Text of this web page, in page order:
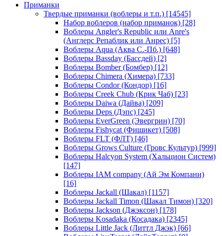
Приманки
Твердые приманки (воблеры и т.п.) [14545]
Набор воблеров (набор приманок) [28]
Воблеры Angler's Republic или Anre's
(Англерс Репаблик или Анрес) [5]
Воблеры Aqua (Аква С.-Пб.) [648]
Воблеры Bassday (Бассдей) [2]
Воблеры Bomber (Бомбер) [12]
Воблеры Chimera (Химера) [733]
Воблеры Condor (Кондор) [16]
Воблеры Creek Chub (Крик Чаб) [23]
Воблеры Daiwa (Дайва) [209]
Воблеры Deps (Дэпс) [245]
Воблеры EverGreen (Эвергрин) [70]
Воблеры Fishycat (Фишикет) [508]
Воблеры FLT (ФЛТ) [46]
Воблеры Grows Culture (Гровс Культур) [999]
Воблеры Halcyon System (Хальцион Систем)
[147]
Воблеры IAM company (Ай Эм Компани)
[16]
Воблеры Jackall (Шакал) [1157]
Воблеры Jackall Timon (Шакал Тимон) [320]
Воблеры Jackson (Джэксон) [178]
Воблеры Kosadaka (Косадака) [2345]
Воблеры Little Jack (Литтл Джэк) [66]